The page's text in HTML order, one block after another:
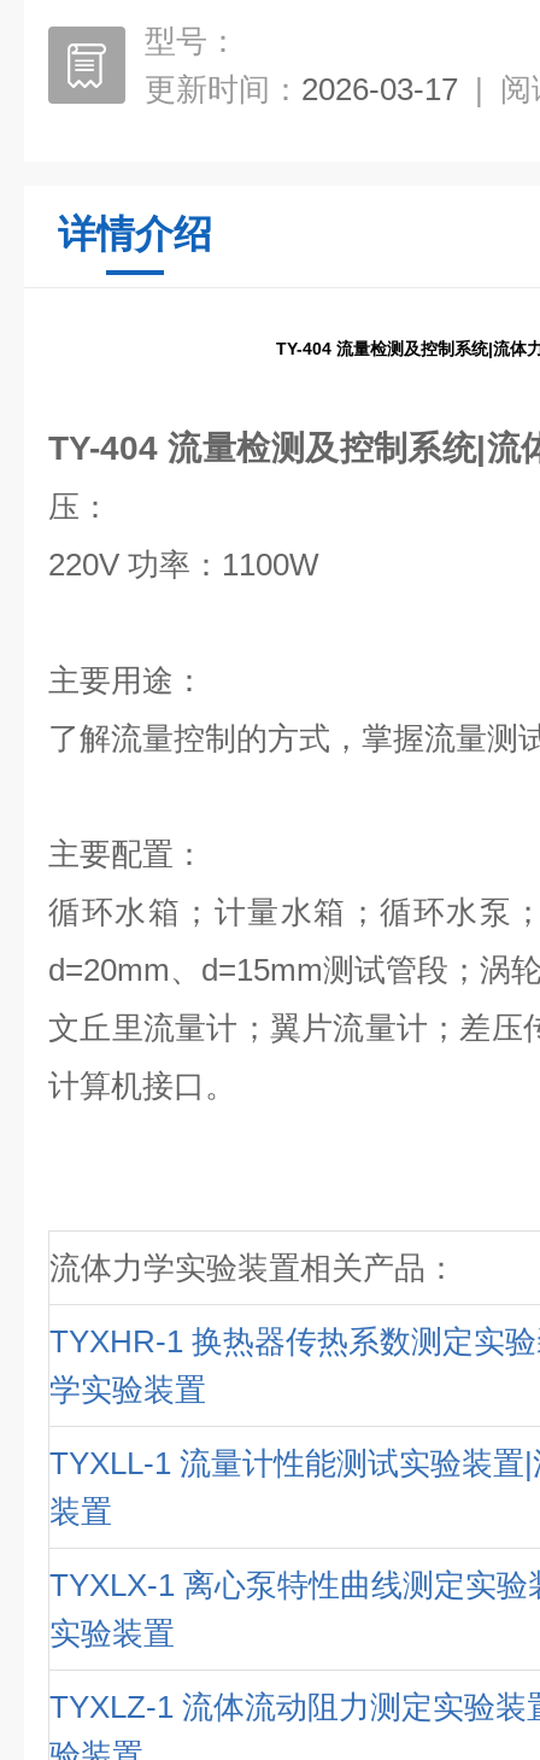
型号：
更新时间： 2026-03-17 | 阅
详情介绍
TY-404 流量检测及控制系统|流体
TY-404 流量检测及控制系统|流
压：
220V 功率：1100W
主要用途：
了解流量控制的方式，掌握流量测
主要配置：
循环水箱；计量水箱；循环水泵
d=20mm、d=15mm测试管段；涡
文丘里流量计；翼片流量计；差压
计算机接口。
流体力学实验装置相关产品：
TYXHR-1 换热器传热系数测定实
学实验装置
TYXLL-1 流量计性能测试实验装置
装置
TYXLX-1 离心泵特性曲线测定实验
实验装置
TYXLZ-1 流体流动阻力测定实验装